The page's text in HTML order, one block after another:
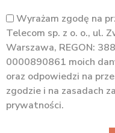
Wyrażam zgodę na
Telecom sp. z o. o., ul.
Warszawa, REGON:
0000890861 moich
oraz odpowiedzi na
zgodzie i na zasadach
prywatności.